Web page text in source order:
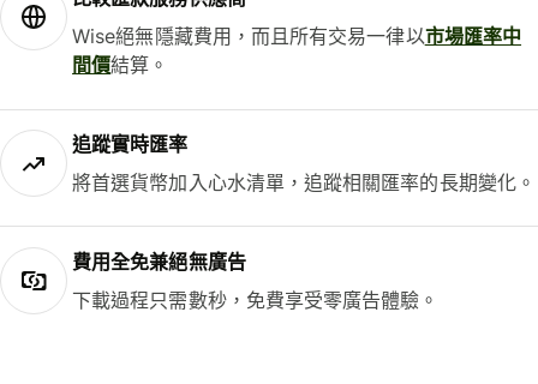
Wise絕無隱藏費用，而且所有交易一律以市場匯率中
間價結算。
追蹤實時匯率
將首選貨幣加入心水清單，追蹤相關匯率的長期變化。
費用全免兼絕無廣告
下載過程只需數秒，免費享受零廣告體驗。